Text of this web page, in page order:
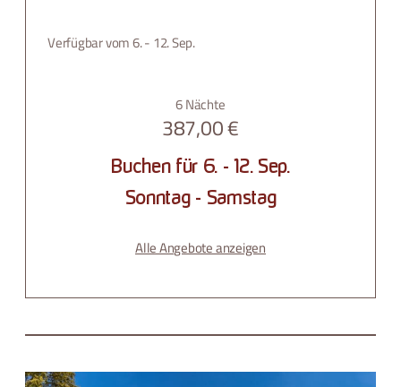
Verfügbar vom 6. - 12. Sep.
6 Nächte
387,00 €
Buchen für 6. - 12. Sep.
Sonntag - Samstag
Alle Angebote anzeigen